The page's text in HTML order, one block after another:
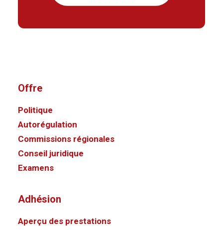
Offre
Politique
Autorégulation
Commissions régionales
Conseil juridique
Examens
Adhésion
Aperçu des prestations